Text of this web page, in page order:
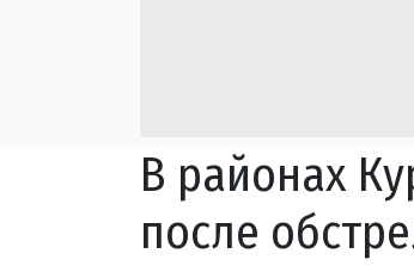
В районах
после